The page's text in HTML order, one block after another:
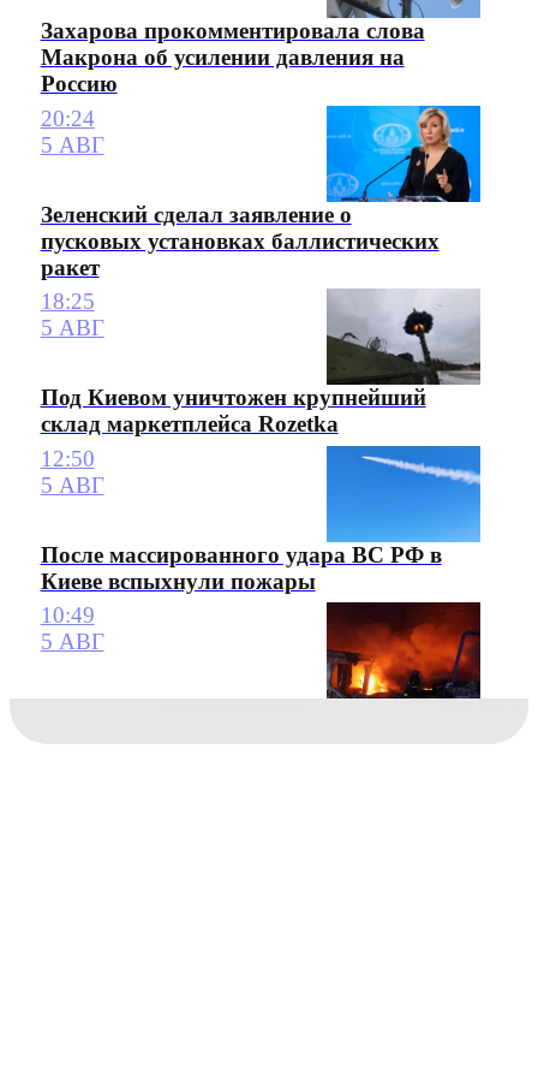
Захарова прокомментировала слова
Макрона об усилении давления на
Россию
20:24
5 АВГ
Зеленский сделал заявление о
пусковых установках баллистических
ракет
18:25
5 АВГ
Под Киевом уничтожен крупнейший
склад маркетплейса Rozetka
12:50
5 АВГ
После массированного удара ВС РФ в
Киеве вспыхнули пожары
10:49
5 АВГ